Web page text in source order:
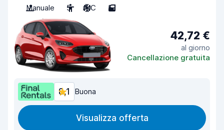
Manuale 5 A/C 5
42,72 €
al giorno
Cancellazione gratuita
8,1 Buona
Visualizza offerta